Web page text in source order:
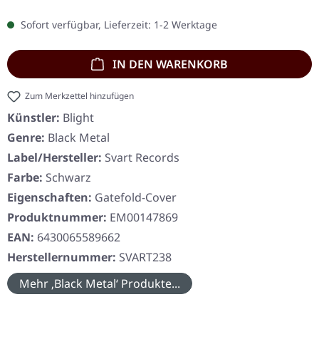
Sofort verfügbar, Lieferzeit: 1-2 Werktage
IN DEN WARENKORB
Zum Merkzettel hinzufügen
Künstler: Blight
Genre: Black Metal
Label/Hersteller: Svart Records
Farbe: Schwarz
Eigenschaften: Gatefold-Cover
Produktnummer: EM00147869
EAN: 6430065589662
Herstellernummer: SVART238
Mehr ‚Black Metal‘ Produkte...